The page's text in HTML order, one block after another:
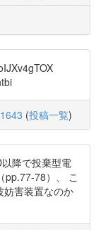
(投稿一覧)
降で投棄型電
pp.77-78）、 こ
妨害装置なのか